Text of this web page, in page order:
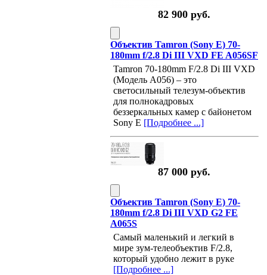
82 900 руб.
Объектив Tamron (Sony E) 70-
180mm f/2.8 Di III VXD FE A056SF
Tamron 70-180mm F/2.8 Di III VXD
(Mодель A056) – это
светосильный телезум-объектив
для полнокадровых
беззеркальных камер с байонетом
Sony E [Подробнее ...]
87 000 руб.
Объектив Tamron (Sony E) 70-
180mm f/2.8 Di III VXD G2 FE
A065S
Самый маленький и легкий в
мире зум-телеобъектив F/2.8,
который удобно лежит в руке
[Подробнее ...]